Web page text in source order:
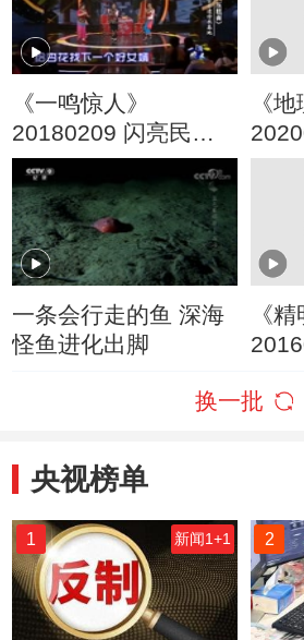
《一鸣惊人》
20180209 闪亮民营
剧团第二季（6）
《
精灵
一条会行走的鱼 深海
怪鱼进化出脚
《
换一批
央视榜单
1 新闻1+1 2